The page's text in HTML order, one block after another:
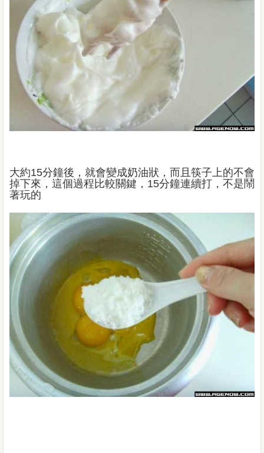
大約15分鐘後，就會變成奶油狀，而且筷子上的不會
掉下來，這個過程比較關鍵，15分鐘連續打，不是鬧
著玩的